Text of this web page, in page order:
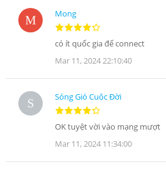
Mong
có ít quốc gia để connect
Mar 11, 2024 22:10:40
Sóng Gió Cuộc Đời
OK tuyệt vời vào mạng mượt
Mar 11, 2024 11:34:00